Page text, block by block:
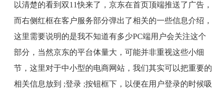
以清楚的看到双11快来了，京东在首页顶端推送了广告，
而右侧红框在客户服务部分弹出了相关的一些信息介绍，
这里需要说明的是我不知道有多少PC端用户会关注这个
部分，当然京东的平台体量大，可能并非重视这些小细
节，这里对于中小型的电商网站，我们其实可以把重要的
相关信息放到 ;登录;按钮框下，以便在用户登录的时候吸